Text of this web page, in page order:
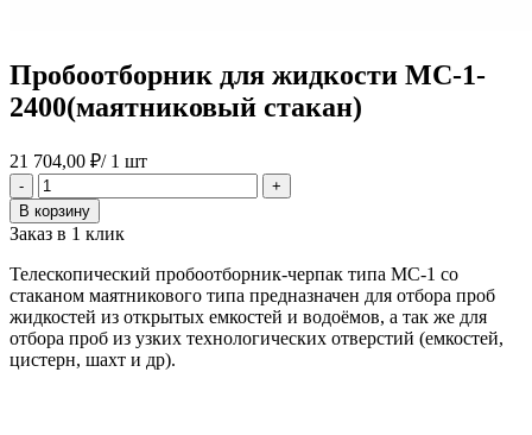
Пробоотборник для жидкости МС-1-
2400(маятниковый стакан)
21 704,00 ₽/ 1 шт
-
Количество
товара
Пробоотборник
для
жидкости
МС-1-
2400(маятниковый
стакан)
+
В корзину
Заказ в 1 клик
Телескопический пробоотборник-черпак типа МС-1 со
стаканом маятникового типа предназначен для отбора проб
жидкостей из открытых емкостей и водоёмов, а так же для
отбора проб из узких технологических отверстий (емкостей,
цистерн, шахт и др).